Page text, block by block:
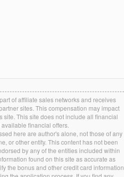
of affiliate sales networks and receives
sites. This compensation may impact
site. This site does not include all financial
financial offers.
here are author's alone, not those of any
or other entity. This content has not been
by any of the entities included within
found on this site as accurate as
the bonus and other credit card information